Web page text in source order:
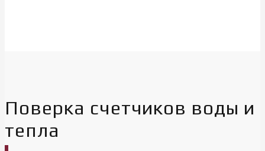
Поверка счетчиков воды и
тепла